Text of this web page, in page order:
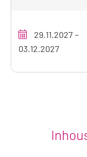
29.11.2027–
03.12.2027